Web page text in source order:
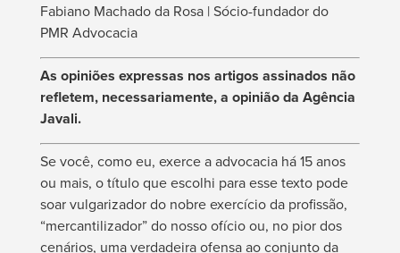
Fabiano Machado da Rosa | Sócio-fundador do
PMR Advocacia
As opiniões expressas nos artigos assinados não
refletem, necessariamente, a opinião da Agência
Javali.
Se você, como eu, exerce a advocacia há 15 anos
ou mais, o título que escolhi para esse texto pode
soar vulgarizador do nobre exercício da profissão,
“mercantilizador” do nosso ofício ou, no pior dos
cenários, uma verdadeira ofensa ao conjunto da